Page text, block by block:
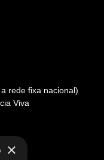
rede fixa nacional)
Viva
×